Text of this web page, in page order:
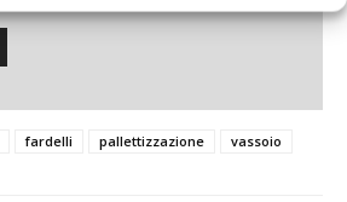
fardelli pallettizzazione vassoio